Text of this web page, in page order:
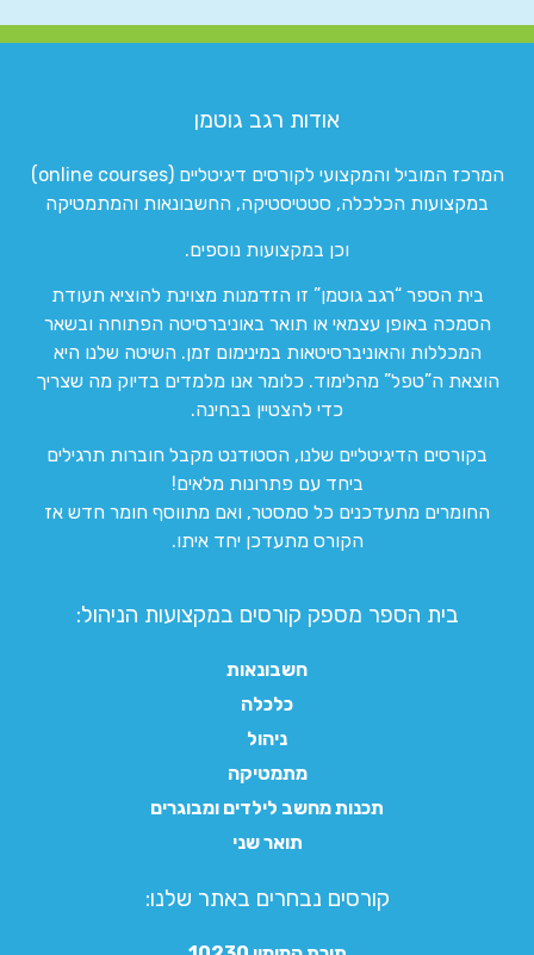
אודות רגב גוטמן
המרכז המוביל והמקצועי לקורסים דיגיטליים (online courses)
במקצועות הכלכלה, סטטיסטיקה, החשבונאות והמתמטיקה
וכן במקצועות נוספים.
בית הספר “רגב גוטמן” זו הזדמנות מצוינת להוציא תעודת
הסמכה באופן עצמאי או תואר באוניברסיטה הפתוחה ובשאר
המכללות והאוניברסיטאות במינימום זמן. השיטה שלנו היא
הוצאת ה”טפל” מהלימוד. כלומר אנו מלמדים בדיוק מה שצריך
כדי להצטיין בבחינה.
בקורסים הדיגיטליים שלנו, הסטודנט מקבל חוברות תרגילים
ביחד עם פתרונות מלאים!
החומרים מתעדכנים כל סמסטר, ואם מתווסף חומר חדש אז
הקורס מתעדכן יחד איתו.
בית הספר מספק קורסים במקצועות הניהול:
חשבונאות
כלכלה
ניהול
מתמטיקה
תכנות מחשב לילדים ומבוגרים
תואר שני
קורסים נבחרים באתר שלנו:​